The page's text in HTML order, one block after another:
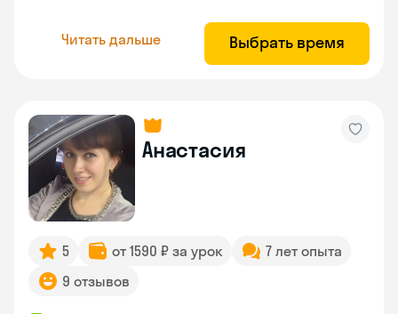
Читать дальше Выбрать время
Анастасия
5 от 1590 ₽ за урок
7 лет опыта
9 отзывов